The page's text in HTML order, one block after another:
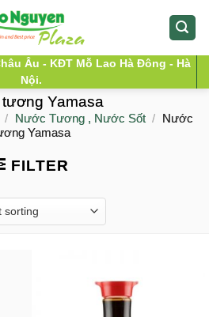
Âu - KĐT Mỗ Lao Hà Đông - Hà
Nội.
Yamasa
/ Nước Tương , Nước Sốt / Nước
Yamasa
FILTER